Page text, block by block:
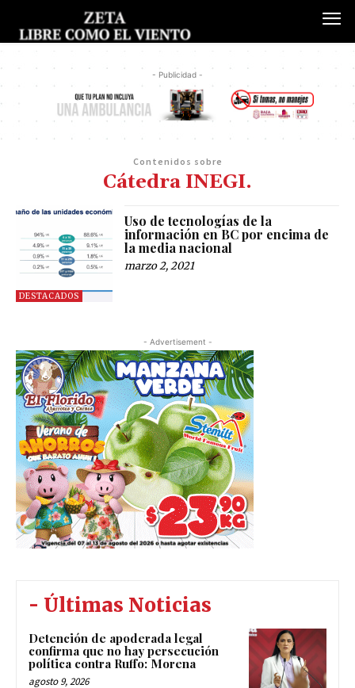
- Publicidad -
Contenidos sobre
Cátedra INEGI.
DESTACADOS
Uso de tecnologías de la
información en BC por encima de
la media nacional
marzo 2, 2021
- Advertisement -
- Últimas Noticias
Detención de apoderada legal
confirma que no hay persecución
política contra Ruffo: Morena
agosto 9, 2026